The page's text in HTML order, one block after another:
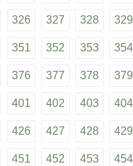
326 327 328 329
351 352 353 354
376 377 378 379
401 402 403 404
426 427 428 429
451 452 453 454